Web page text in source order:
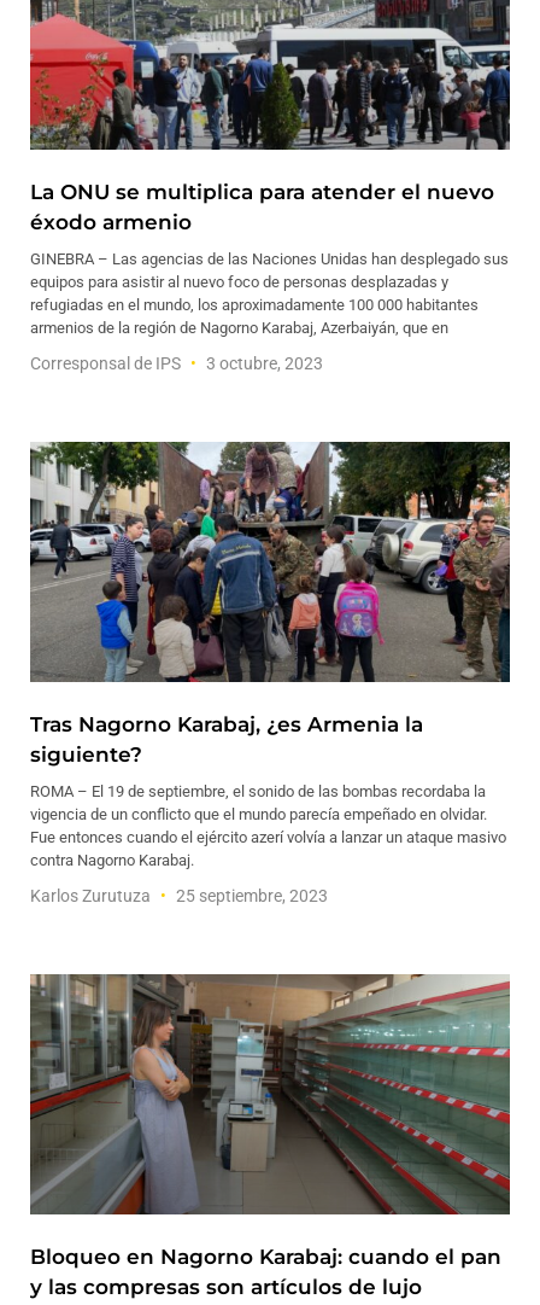
La ONU se multiplica para atender el nuevo
éxodo armenio
GINEBRA – Las agencias de las Naciones Unidas han desplegado sus
equipos para asistir al nuevo foco de personas desplazadas y
refugiadas en el mundo, los aproximadamente 100 000 habitantes
armenios de la región de Nagorno Karabaj, Azerbaiyán, que en
Corresponsal de IPS 3 octubre, 2023
Tras Nagorno Karabaj, ¿es Armenia la
siguiente?
ROMA – El 19 de septiembre, el sonido de las bombas recordaba la
vigencia de un conflicto que el mundo parecía empeñado en olvidar.
Fue entonces cuando el ejército azerí volvía a lanzar un ataque masivo
contra Nagorno Karabaj.
Karlos Zurutuza 25 septiembre, 2023
Bloqueo en Nagorno Karabaj: cuando el pan
y las compresas son artículos de lujo